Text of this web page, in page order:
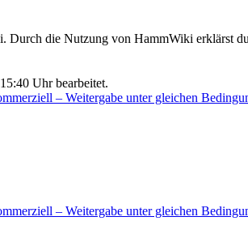
die Nutzung von HammWiki erklärst
Uhr bearbeitet.
– Weitergabe unter gleichen